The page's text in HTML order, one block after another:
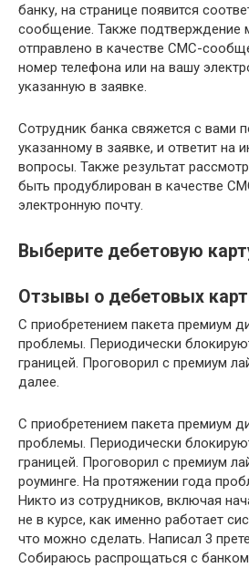
банку, на странице появится
сообщение. Также подтверждение
отправлено в качестве СМС-
номер телефона или на вашу
указанную в заявке.
Сотрудник банка свяжется с вами
указанному в заявке, и ответит на
вопросы. Также результат
быть продублирован в качестве
электронную почту.
Выберите дебетовую
Отзывы о дебетовых
С приобретением пакета премиум
проблемы. Периодически
границей. Проговорил с премиум
далее.
С приобретением пакета премиум
проблемы. Периодически
границей. Проговорил с премиум
роуминге. На протяжении года
Никто из сотрудников, включая
не в курсе, как именно работает
что можно сделать. Написал 3
Собираюсь распрощаться с